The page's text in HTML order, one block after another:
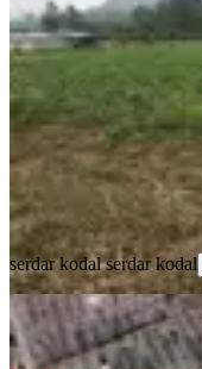
serdar kodalserdar kodal
Ara
serdar kodalserdar kodal
%7